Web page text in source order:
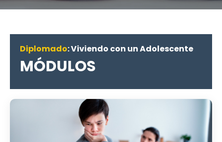
Diplomado: Viviendo con un Adolescente
MÓDULOS